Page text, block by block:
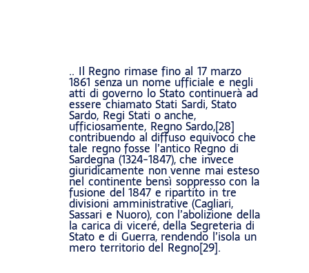
.. Il Regno rimase fino al 17 marzo
1861 senza un nome ufficiale e negli
atti di governo lo Stato continuerà ad
essere chiamato Stati Sardi, Stato
Sardo, Regi Stati o anche,
ufficiosamente, Regno Sardo,[28]
contribuendo al diffuso equivoco che
tale regno fosse l’antico Regno di
Sardegna (1324-1847), che invece
giuridicamente non venne mai esteso
nel continente bensì soppresso con la
fusione del 1847 e ripartito in tre
divisioni amministrative (Cagliari,
Sassari e Nuoro), con l’abolizione della
la carica di viceré, della Segreteria di
Stato e di Guerra, rendendo l’isola un
mero territorio del Regno[29].